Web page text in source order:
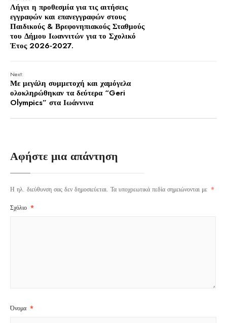
Λήγει η προθεσμία για τις αιτήσεις
εγγραφών και επανεγγραφών στους
Παιδικούς & Βρεφονηπιακούς Σταθμούς
του Δήμου Ιωαννιτών για το Σχολικό
Έτος 2026-2027.
Next:
Με μεγάλη συμμετοχή και χαμόγελα
ολοκληρώθηκαν τα δεύτερα “Geri
Olympics” στα Ιωάννινα
Αφήστε μια απάντηση
Η ηλ. διεύθυνση σας δεν δημοσιεύεται. Τα υποχρεωτικά πεδία σημειώνονται με *
Σχόλιο *
Όνομα *